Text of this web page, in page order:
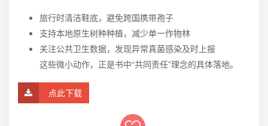
旅行时清洁鞋底，避免跨国携带孢子
支持本地原生树种种植，减少单一作物林
关注公共卫生数据，发现异常真菌感染及时上报
这些微小动作，正是书中“共同责任”理念的具体落地。
点此下载